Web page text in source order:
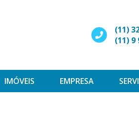
(11)
(11) 9
IMÓVEIS EMPRESA